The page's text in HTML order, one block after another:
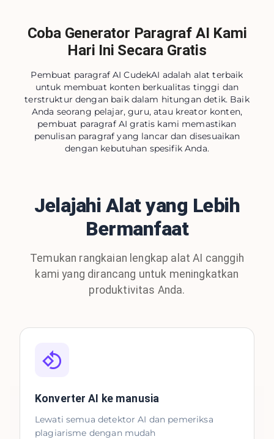
Coba Generator Paragraf AI Kami
Hari Ini Secara Gratis
Pembuat paragraf AI CudekAI adalah alat terbaik
untuk membuat konten berkualitas tinggi dan
terstruktur dengan baik dalam hitungan detik. Baik
Anda seorang pelajar, guru, atau kreator konten,
pembuat paragraf AI gratis kami memastikan
penulisan paragraf yang lancar dan disesuaikan
dengan kebutuhan spesifik Anda.
Jelajahi Alat yang Lebih
Bermanfaat
Temukan rangkaian lengkap alat AI canggih
kami yang dirancang untuk meningkatkan
produktivitas Anda.
Konverter AI ke manusia
Lewati semua detektor AI dan pemeriksa
plagiarisme dengan mudah